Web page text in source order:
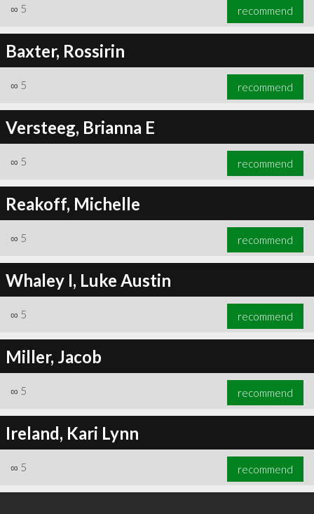
∞ 5 recommend
Baxter, Rossirin
∞ 5 recommend
Versteeg, Brianna E
∞ 5 recommend
Reakoff, Michelle
∞ 5 recommend
Whaley I, Luke Austin
∞ 5 recommend
Miller, Jacob
∞ 5 recommend
Ireland, Kari Lynn
∞ 5 recommend